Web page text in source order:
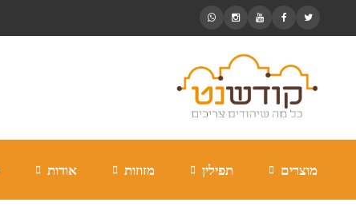
מוצרים תפילין מזוזות אודות